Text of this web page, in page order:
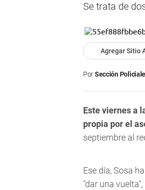
Se trata de
Agregar Sitio
PorSección
Este viernes a
propia por el
septiembre al
Ese día, Sosa
"dar una